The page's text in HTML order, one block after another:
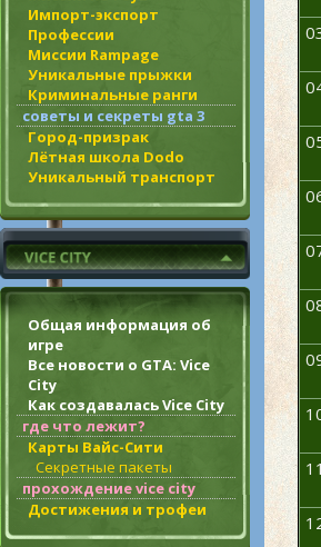
Импорт-экспорт
Профессии
Миссии Rampage
Уникальные прыжки
Криминальные ранги
советы и секреты gta 3
Город-призрак
Лётная школа Dodo
Уникальный транспорт
Общая информация об
игре
Все новости о GTA: Vice
City
Как создавалась Vice City
где что лежит?
Карты Вайс-Сити
Секретные пакеты
прохождение vice city
Достижения и трофеи
11